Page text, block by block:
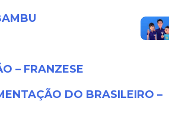
– FRANZESE
DO BRASILEIRO –